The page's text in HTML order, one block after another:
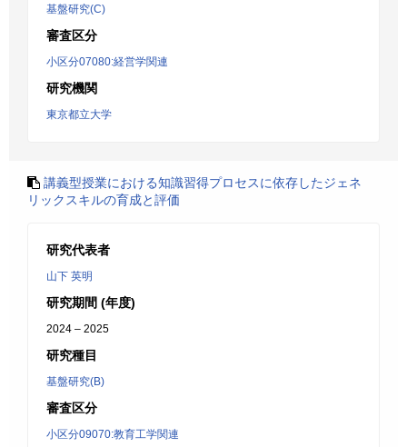
基盤研究(C)
審査区分
小区分07080:経営学関連
研究機関
東京都立大学
講義型授業における知識習得プロセスに依存したジェネ
リックスキルの育成と評価
研究代表者
山下 英明
研究期間 (年度)
2024 – 2025
研究種目
基盤研究(B)
審査区分
小区分09070:教育工学関連